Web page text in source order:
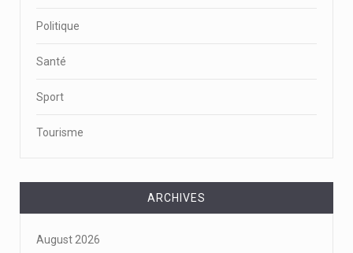
Politique
Santé
Sport
Tourisme
ARCHIVES
August 2026